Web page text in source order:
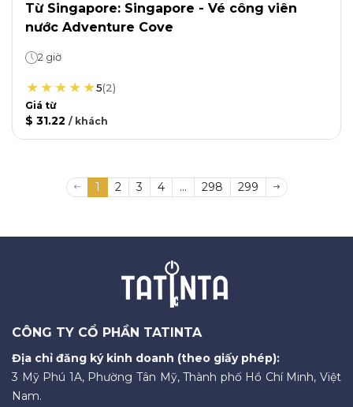
Từ Singapore: Singapore - Vé công viên
nước Adventure Cove
2 giờ
5(2)
Giá từ
$ 31.22 / khách
1 2 3 4 ... 298 299
CÔNG TY CỔ PHẦN TATINTA
Địa chỉ đăng ký kinh doanh (theo giấy phép):
3 Mỹ Phú 1A, Phường Tân Mỹ, Thành phố Hồ Chí Minh, Việt
Nam.